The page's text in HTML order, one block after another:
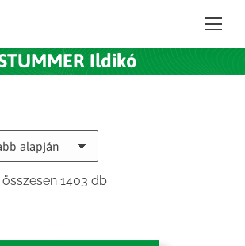
Ildikó
1403 dbSorted